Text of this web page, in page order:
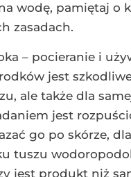
wodę, pamiętaj o
zasadach.
– pocieranie i
jest
ale także dla
jest
go po skórze,
tuszu
jest produkt niż